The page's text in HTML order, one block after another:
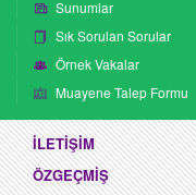
Sunumlar
Sık Sorulan Sorular
Örnek Vakalar
Muayene Talep Formu
İLETİŞİM
ÖZGEÇMİŞ